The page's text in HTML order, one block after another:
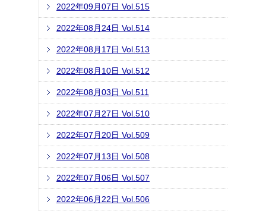
2022年09月07日 Vol.515
2022年08月24日 Vol.514
2022年08月17日 Vol.513
2022年08月10日 Vol.512
2022年08月03日 Vol.511
2022年07月27日 Vol.510
2022年07月20日 Vol.509
2022年07月13日 Vol.508
2022年07月06日 Vol.507
2022年06月22日 Vol.506